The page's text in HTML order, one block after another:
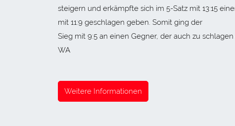
steigern und erkämpfte sich im 5-Satz mit 13:15
mit 11:9 geschlagen geben. Somit ging der
Sieg mit 9:5 an einen Gegner, der auch zu
WA
Weitere Informationen